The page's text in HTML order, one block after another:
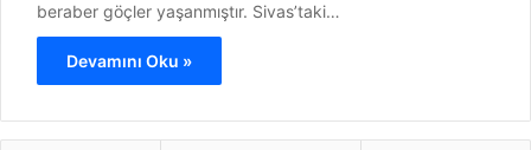
beraber göçler yaşanmıştır. Sivas’taki…
Devamını Oku »